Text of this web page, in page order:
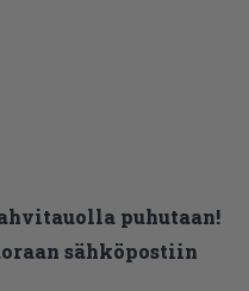
puhutaan!
sähköpostiin